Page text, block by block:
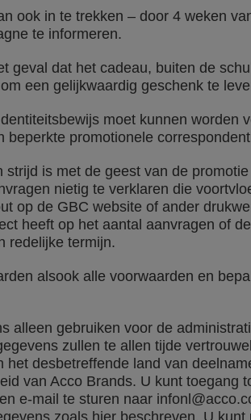
ook in te trekken – door 4 weken
te informeren.
geval dat het cadeau, buiten de
een gelijkwaardig geschenk te
moet kunnen worden
promotionele
is met de geest van de
nietig te verklaren die
op de GBC website of ander
heeft op het aantal aanvragen of
redelijke termijn.
alsook alle voorwaarden en
alleen gebruiken voor de
zullen te allen tijde
desbetreffende land van
van Acco Brands. U kunt toegang
e-mail te sturen naar
zoals hier beschreven. U